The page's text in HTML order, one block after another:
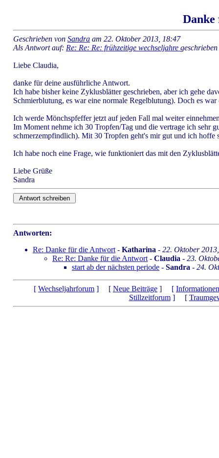
Geschrieben von Sandra am 22. Oktober 2013, 18:47
Als Antwort auf: Re: Re: Re: frühzeitige wechseljahre
Liebe Claudia,
danke für deine ausführliche Antwort.
Ich habe bisher keine Zyklusblätter geschrieben, aber ich gehe
Schmierblutung, es war eine normale Regelblutung). Doch es
Ich werde Mönchspfeffer jetzt auf jeden Fall mal weiter
Im Moment nehme ich 30 Tropfen/Tag und die vertrage ich sehr
schmerzempfindlich). Mit 30 Tropfen geht's mir gut und ich hoffe
Ich habe noch eine Frage, wie funktioniert das mit den
Liebe Grüße
Sandra
Antworten:
Re: Danke für die Antwort - Katharina - 22. Oktober
Re: Re: Danke für die Antwort - Claudia - 23.
start ab der nächsten periode - Sandra - 24.
[ Wechseljahrforum ] [ Neue Beiträge ] [ Informationen
Stillzeitforum] [